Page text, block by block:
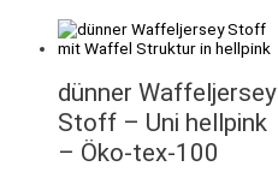
dünner Waffeljersey
Stoff – Uni hellpink
– Öko-tex-100